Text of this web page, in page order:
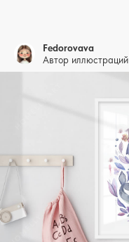
Fedorovava
Автор иллюстраций